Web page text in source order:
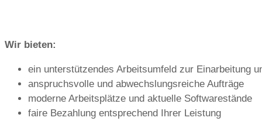
Wir bieten:
ein unterstützendes Arbeitsumfeld zur Einarbeitung
anspruchsvolle und abwechslungsreiche Aufträge
moderne Arbeitsplätze und aktuelle Softwarestände
faire Bezahlung entsprechend Ihrer Leistung